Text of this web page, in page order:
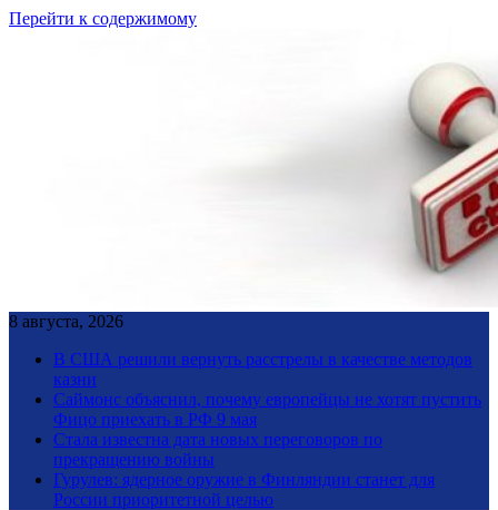
Перейти к содержимому
8 августа, 2026
В США решили вернуть расстрелы в качестве методов
казни
Саймонс объяснил, почему европейцы не хотят пустить
Фицо приехать в РФ 9 мая
Стала известна дата новых переговоров по
прекращению войны
Гурулев: ядерное оружие в Финляндии станет для
России приоритетной целью